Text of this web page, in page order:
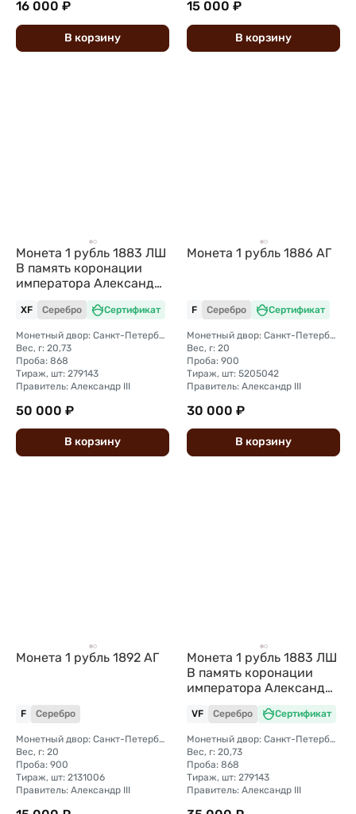
16 000 ₽
В корзину
15 000 ₽
В корзину
Монета 1 рубль 1883 ЛШ
В память коронации
императора Александра
XF Серебро Сертификат
Монетный двор: Санкт-Петербургский монетный двор
Вес, г: 20,73
Проба: 868
Тираж, шт: 279143
Правитель: Александр III
50 000 ₽
В корзину
Монета 1 рубль 1886 АГ
F Серебро Сертификат
Монетный двор: Санкт-Петербургский монетный двор
Вес, г: 20
Проба: 900
Тираж, шт: 5205042
Правитель: Александр III
30 000 ₽
В корзину
Монета 1 рубль 1892 АГ
F Серебро
Монетный двор: Санкт-Петербургский монетный двор
Вес, г: 20
Проба: 900
Тираж, шт: 2131006
Правитель: Александр III
Монета 1 рубль 1883 ЛШ
В память коронации
императора Александра
VF Серебро Сертификат
Монетный двор: Санкт-Петербургский монетный двор
Вес, г: 20,73
Проба: 868
Тираж, шт: 279143
Правитель: Александр III